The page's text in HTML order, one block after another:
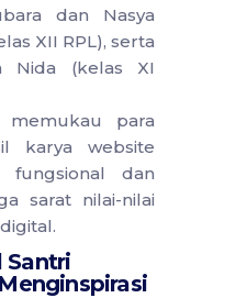
dan Nasya
XII RPL), serta
Nida (kelas XI
memukau para
karya website
fungsional dan
sarat nilai-nilai
Santri